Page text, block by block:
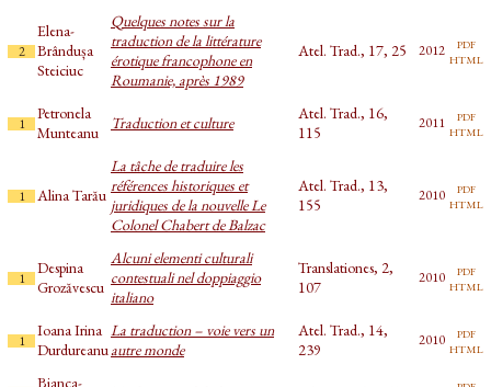
2
Elena-
Brândușa
Steiciuc
Quelques notes sur la
traduction de la littérature
érotique francophone en
Roumanie, après 1989
Atel. Trad., 17, 25 2012 pdf
html
1
Petronela
Munteanu
Traduction et culture
Atel. Trad., 16,
115
2011 pdf
html
1 Alina Tarău
La tâche de traduire les
références historiques et
juridiques de la nouvelle Le
Colonel Chabert de Balzac
Atel. Trad., 13,
155
2010 pdf
html
1
Despina
Grozăvescu
Alcuni elementi culturali
contestuali nel doppiaggio
italiano
Translationes, 2,
107
2010 pdf
html
1
Ioana Irina
Durdureanu
La traduction – voie vers un
autre monde
Atel. Trad., 14,
239
2010 pdf
html
Bianca-